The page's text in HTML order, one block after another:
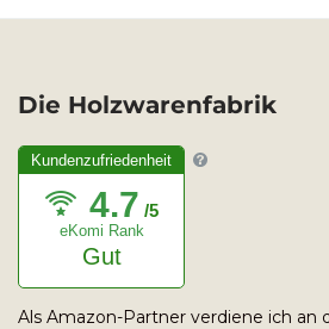
Die Holzwarenfabrik
Kundenzufriedenheit
4.7 /5
eKomi Rank
Gut
Als Amazon-Partner verdiene ich an